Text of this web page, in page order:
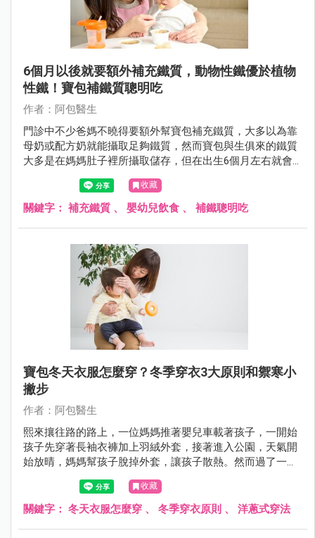
6個月以後就要額外補充鐵質，動物性鐵優於植物
性鐵！寶包補鐵質聰明吃
作者：阿包醫生
門診中不少爸媽不曉得要額外幫寶包補充鐵質，大多以為靠
母奶或配方奶就能攝取足夠鐵質，然而寶包與生俱來的鐵質
大多是在媽媽肚子裡所攝取儲存，但在出生6個月左右就會
消耗殆盡，這時就須從食物中攝取鐵質，以下來說說如何幫
寶包聰明補鐵。
收藏
關鍵字： 補充鐵質 、 嬰幼兒飲食 、 補鐵聰明吃
寶包冬天衣服怎麼穿？冬季穿衣3大原則和禦寒小
撇步
作者：阿包醫生
熙來攘往路的路上，一位媽媽推著嬰兒車載著孩子，一開始
孩子先穿著長袖衣褲加上羽絨外套，接著進入公園，天氣開
始放晴，媽媽幫孩子脫掉外套，讓孩子散熱。然而過了一會
兒，天空雲層開始變厚，媽媽又趕緊幫孩子套上外套，就這
樣媽媽幫孩子穿脫衣服來回不下5～6次，旁人看了都累了。
收藏
關鍵字： 冬天衣服怎麼穿 、 冬季穿衣原則 、 洋蔥式穿法